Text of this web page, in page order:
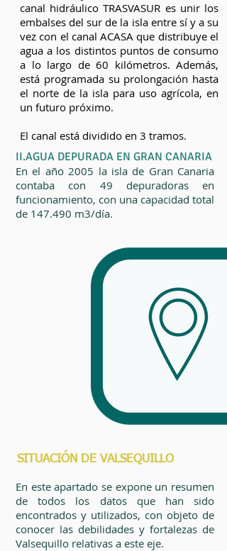
En este apartado se expone un resumen
de todos los datos que han sido
encontrados y utilizados, con objeto de
conocer las debilidades y fortalezas de
Valsequillo relativas a este eje.
SITUACIÓN DE VALSEQUILLO
En el año 2005 la isla de Gran Canaria
contaba con 49 depuradoras en
funcionamiento, con una capacidad total
de 147.490 m3/día.
canal hidráulico TRASVASUR es unir los
embalses del sur de la isla entre sí y a su
vez con el canal ACASA que distribuye el
agua a los distintos puntos de consumo
a lo largo de 60 kilómetros. Además,
está programada su prolongación hasta
el norte de la isla para uso agrícola, en
un futuro próximo.
El canal está dividido en 3 tramos.
II.AGUA DEPURADA EN GRAN CANARIA